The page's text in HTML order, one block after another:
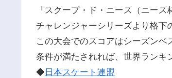
「スクープ・ド・ニース（ニー
チャレンジャーシリーズより格下
この大会でのスコアはシーズンベ
条件が満たされれば、世界ランキ
◆ 日本スケート連盟